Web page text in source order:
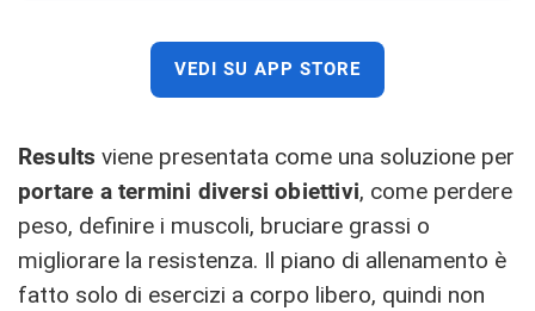
VEDI SU APP STORE
Results viene presentata come una soluzione per
portare a termini diversi obiettivi, come perdere
peso, definire i muscoli, bruciare grassi o
migliorare la resistenza. Il piano di allenamento è
fatto solo di esercizi a corpo libero, quindi non